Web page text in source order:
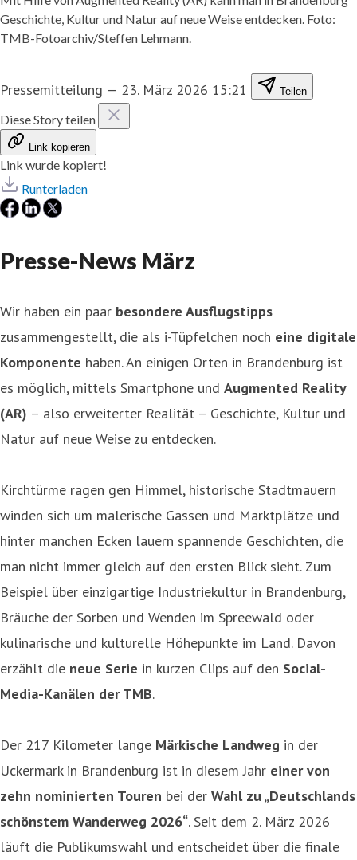
Geschichte, Kultur und Natur auf neue Weise entdecken. Foto:
TMB-Fotoarchiv/Steffen Lehmann.
Pressemitteilung — 23. März 2026 15:21 Teilen
Diese Story teilen
Link kopieren
Link wurde kopiert!
Runterladen
Presse-News März
Wir haben ein paar besondere Ausflugstipps
zusammengestellt, die als i-Tüpfelchen noch eine digitale
Komponente haben. An einigen Orten in Brandenburg ist
es möglich, mittels Smartphone und Augmented Reality
(AR) – also erweiterter Realität – Geschichte, Kultur und
Natur auf neue Weise zu entdecken.
Kirchtürme ragen gen Himmel, historische Stadtmauern
winden sich um malerische Gassen und Marktplätze und
hinter manchen Ecken lauern spannende Geschichten, die
man nicht immer gleich auf den ersten Blick sieht. Zum
Beispiel über einzigartige Industriekultur in Brandenburg,
Bräuche der Sorben und Wenden im Spreewald oder
kulinarische und kulturelle Höhepunkte im Land. Davon
erzählt die neue Serie in kurzen Clips auf den Social-
Media-Kanälen der TMB.
Der 217 Kilometer lange Märkische Landweg in der
Uckermark in Brandenburg ist in diesem Jahr einer von
zehn nominierten Touren bei der Wahl zu „Deutschlands
schönstem Wanderweg 2026“. Seit dem 2. März 2026
läuft die Publikumswahl und entscheidet über die finale